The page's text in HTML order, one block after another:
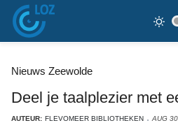
Nieuws Zeewolde
Deel je taalplezier met
AUTEUR: FLEVOMEER BIBLIOTHEKEN
AUG 30